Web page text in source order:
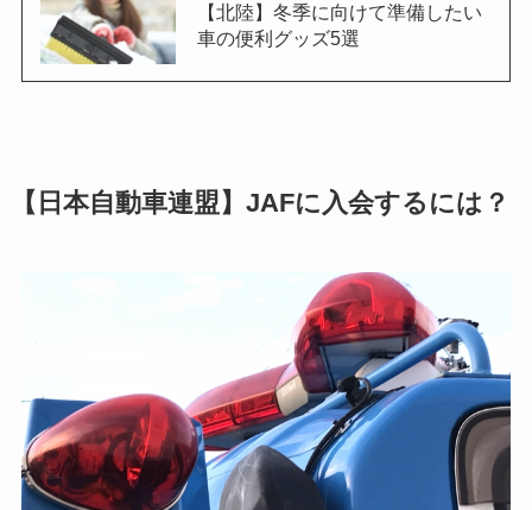
【北陸】冬季に向けて準備したい
車の便利グッズ5選
【日本自動車連盟】JAFに入会するには？